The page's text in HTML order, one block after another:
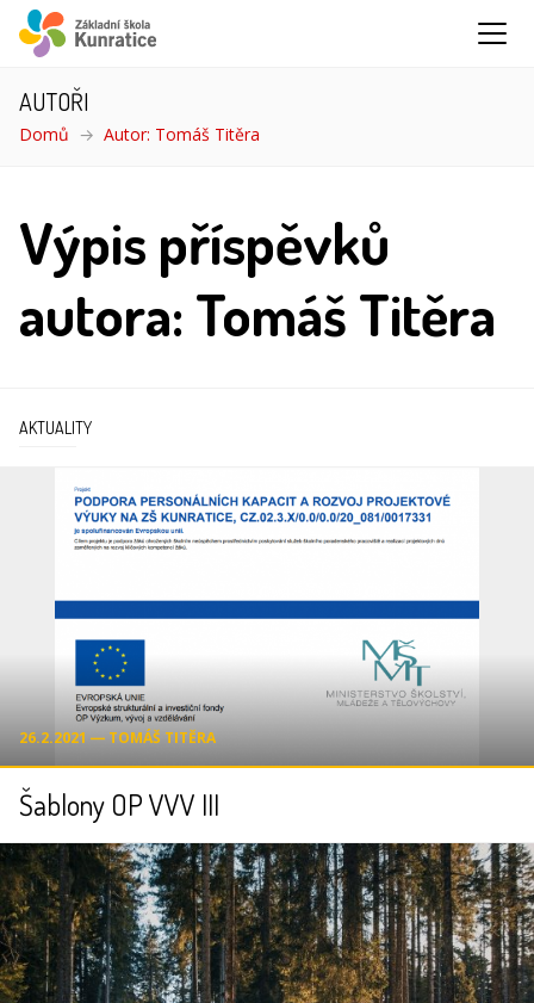
AUTOŘI
Domů Autor: Tomáš Titěra
Výpis příspěvků
autora: Tomáš Titěra
AKTUALITY
26.2.2021 ― TOMÁŠ TITĚRA
Šablony OP VVV III